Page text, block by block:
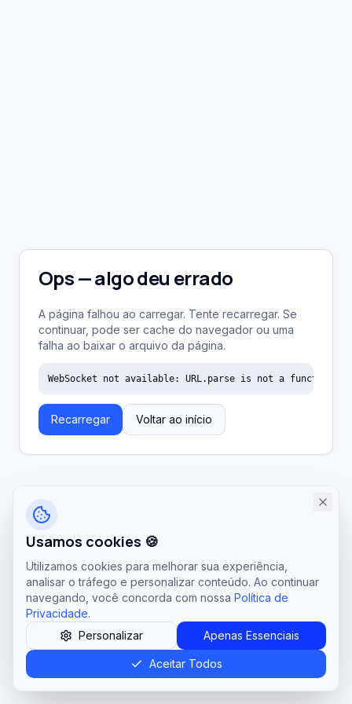
Ops — algo deu errado
A página falhou ao carregar. Tente recarregar. Se
continuar, pode ser cache do navegador ou uma
falha ao baixar o arquivo da página.
WebSocket not available: URL.parse is not a function
Recarregar Voltar ao início
Usamos cookies 🍪
Utilizamos cookies para melhorar sua experiência,
analisar o tráfego e personalizar conteúdo. Ao continuar
navegando, você concorda com nossa Política de
Privacidade.
Personalizar
Apenas Essenciais
Aceitar Todos